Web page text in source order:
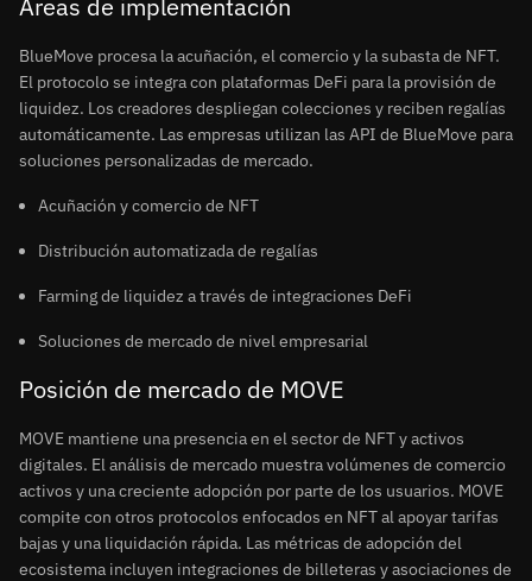
Áreas de implementación
BlueMove procesa la acuñación, el comercio y la subasta de NFT.
El protocolo se integra con plataformas DeFi para la provisión de
liquidez. Los creadores despliegan colecciones y reciben regalías
automáticamente. Las empresas utilizan las API de BlueMove para
soluciones personalizadas de mercado.
Acuñación y comercio de NFT
Distribución automatizada de regalías
Farming de liquidez a través de integraciones DeFi
Soluciones de mercado de nivel empresarial
Posición de mercado de MOVE
MOVE mantiene una presencia en el sector de NFT y activos
digitales. El análisis de mercado muestra volúmenes de comercio
activos y una creciente adopción por parte de los usuarios. MOVE
compite con otros protocolos enfocados en NFT al apoyar tarifas
bajas y una liquidación rápida. Las métricas de adopción del
ecosistema incluyen integraciones de billeteras y asociaciones de